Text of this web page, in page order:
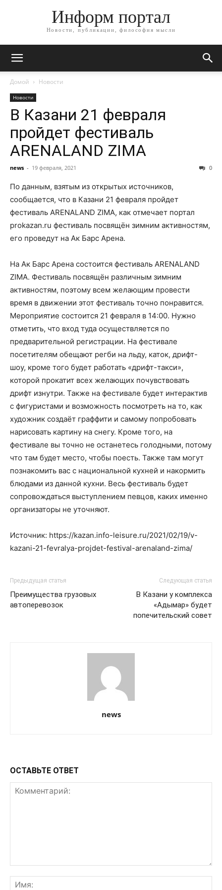
Информ портал
Новости, публикации, философия мысли
Домой Новости
Новости
В Казани 21 февраля
пройдет фестиваль
ARENALAND ZIMA
news - 19 февраля, 2021 0
По данным, взятым из открытых источников,
сообщается, что в Казани 21 февраля пройдет
фестиваль ARENALAND ZIMA, как отмечает портал
prokazan.ru фестиваль посвящён зимним активностям,
его проведут на Ак Барс Арена.
На Ак Барс Арена состоится фестиваль ARENALAND
ZIMA. Фестиваль посвящён различным зимним
активностям, поэтому всем желающим провести
время в движении этот фестиваль точно понравится.
Мероприятие состоится 21 февраля в 14:00. Нужно
отметить, что вход туда осуществляется по
предварительной регистрации. На фестивале
посетителям обещают регби на льду, каток, дрифт-
шоу, кроме того будет работать «дрифт-такси»,
которой прокатит всех желающих почувствовать
дрифт изнутри. Также на фестивале будет интерактив
с фигуристами и возможность посмотреть на то, как
художник создаёт граффити и самому попробовать
нарисовать картину на снегу. Кроме того, на
фестивале вы точно не останетесь голодными, потому
что там будет место, чтобы поесть. Также там могут
познакомить вас с национальной кухней и накормить
блюдами из данной кухни. Весь фестиваль будет
сопровождаться выступлением певцов, каких именно
организаторы не уточняют.
Источник: https://kazan.info-leisure.ru/2021/02/19/v-
kazani-21-fevralya-projdet-festival-arenaland-zima/
Предыдущая статья
Преимущества грузовых
автоперевозок
Следующая статья
В Казани у комплекса
«Адымар» будет
попечительский совет
news
ОСТАВЬТЕ ОТВЕТ